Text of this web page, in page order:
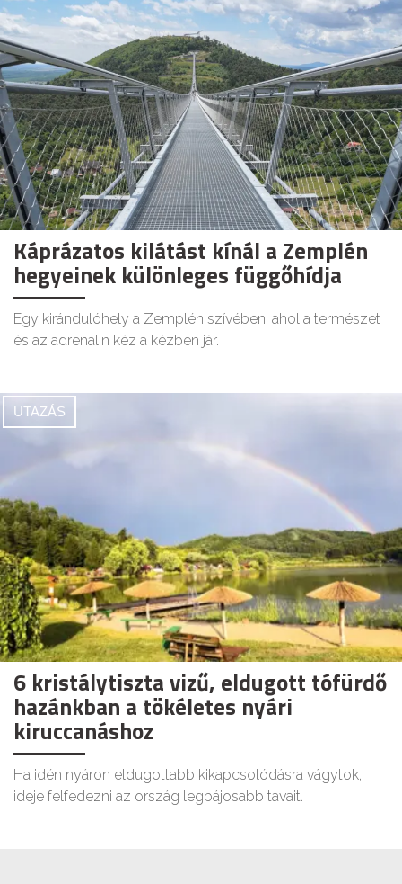
Káprázatos kilátást kínál a Zemplén
hegyeinek különleges függőhídja
Egy kirándulóhely a Zemplén szívében, ahol a természet
és az adrenalin kéz a kézben jár.
UTAZÁS
6 kristálytiszta vizű, eldugott tófürdő
hazánkban a tökéletes nyári
kiruccanáshoz
Ha idén nyáron eldugottabb kikapcsolódásra vágytok,
ideje felfedezni az ország legbájosabb tavait.